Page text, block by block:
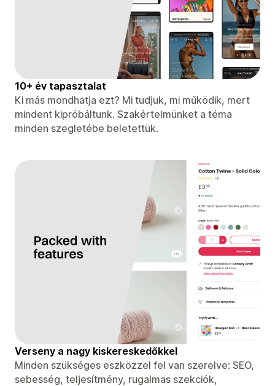
10+ év tapasztalat
Ki más mondhatja ezt? Mi tudjuk, mi működik, mert
mindent kipróbáltunk. Szakértelmünket a téma
minden szegletébe beletettük.
Verseny a nagy kiskereskedőkkel
Minden szükséges eszközzel fel van szerelve: SEO,
sebesség, teljesítmény, rugalmas szekciók,